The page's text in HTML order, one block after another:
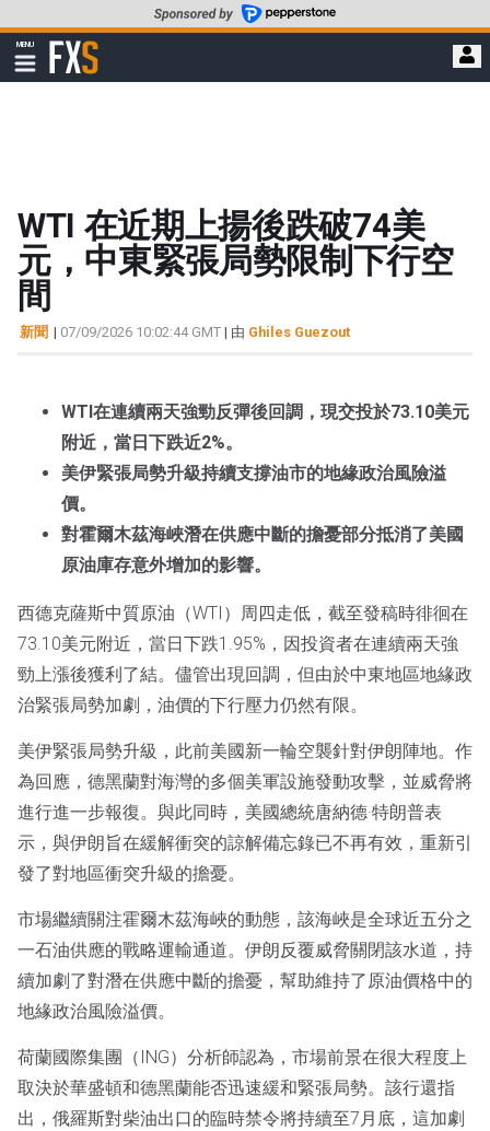
至
要
MENU
顯
示
FXStreet
WTI 在近期上揚後跌破74美
元，中東緊張局勢限制下行空
間
新聞 | 07/09/2026 10:02:44 GMT | 由 Ghiles Guezout
WTI在連續兩天強勁反彈後回調，現交投於73.10美元
附近，當日下跌近2%。
美伊緊張局勢升級持續支撐油市的地緣政治風險溢
價。
對霍爾木茲海峽潛在供應中斷的擔憂部分抵消了美國
原油庫存意外增加的影響。
西德克薩斯中質原油（WTI）周四走低，截至發稿時徘徊在
73.10美元附近，當日下跌1.95%，因投資者在連續兩天強
勁上漲後獲利了結。儘管出現回調，但由於中東地區地緣政
治緊張局勢加劇，油價的下行壓力仍然有限。
美伊緊張局勢升級，此前美國新一輪空襲針對伊朗陣地。作
為回應，德黑蘭對海灣的多個美軍設施發動攻擊，並威脅將
進行進一步報復。與此同時，美國總統唐納德·特朗普表
示，與伊朗旨在緩解衝突的諒解備忘錄已不再有效，重新引
發了對地區衝突升級的擔憂。
市場繼續關注霍爾木茲海峽的動態，該海峽是全球近五分之
一石油供應的戰略運輸通道。伊朗反覆威脅關閉該水道，持
續加劇了對潛在供應中斷的擔憂，幫助維持了原油價格中的
地緣政治風險溢價。
荷蘭國際集團（ING）分析師認為，市場前景在很大程度上
取決於華盛頓和德黑蘭能否迅速緩和緊張局勢。該行還指
出，俄羅斯對柴油出口的臨時禁令將持續至7月底，這加劇